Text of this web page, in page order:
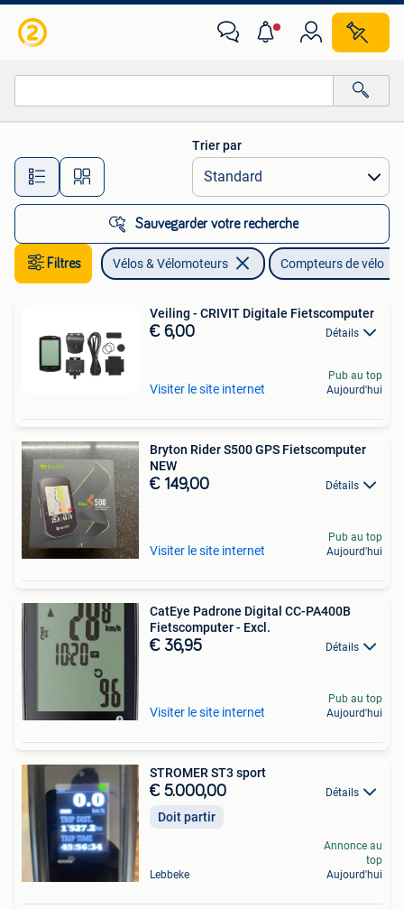
Toutes les distances…
Trier par
Sauvegarder votre recherche
Filtres Vélos & Vélomoteurs Compteurs de vélo
Veiling - CRIVIT Digitale Fietscomputer
€ 6,00 Détails
Visiter le site internet
Pub au top
Aujourd'hui
Bryton Rider S500 GPS Fietscomputer
NEW
€ 149,00 Détails
Visiter le site internet
Pub au top
Aujourd'hui
CatEye Padrone Digital CC-PA400B
Fietscomputer - Excl.
€ 36,95 Détails
Visiter le site internet
Pub au top
Aujourd'hui
STROMER ST3 sport
€ 5.000,00 Détails
Doit partir
Lebbeke
Annonce au
top
Aujourd'hui